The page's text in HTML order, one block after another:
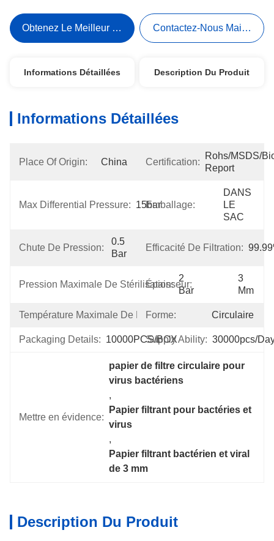
Obtenez Le Meilleur Prix Contactez-Nous Maintenant
Informations Détaillées Description Du Produit
Informations Détaillées
Place Of Origin: China Certification:
Rohs/MSDS/
Report
Max Differential Pressure: 15bar
Emballage:
DANS
LE
SAC
Chute De Pression:
0.5
Bar
Efficacité De Filtration:
Pression Maximale De Stérilisation:
2
Bar
Épaisseur:
3
Mm
Température Maximale De Fonctionnement: 100℃
Forme: Circulaire
Packaging Details: 10000PCS/BOXSupply Ability: 30000pcs/
Mettre en évidence:
papier de filtre circulaire pour
virus bactériens
,
Papier filtrant pour bactéries et
virus
,
Papier filtrant bactérien et viral
de 3 mm
Description Du Produit